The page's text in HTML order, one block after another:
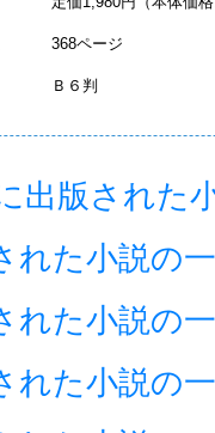
368ページ
Ｂ６判
出版された
れた小説の
れた小説の
れた小説の